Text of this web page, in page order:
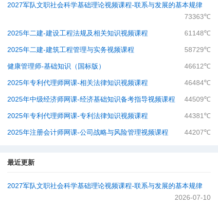
2027军队文职社会科学基础理论视频课程-​联系与发展的基本规律
73363℃
2025年二建-建设工程法规及相关知识视频课程 61148℃
2025年二建-建筑工程管理与实务视频课程 58729℃
健康管理师-基础知识（国标版） 46612℃
2025年专利代理师网课-相关法律知识视频课程 46484℃
2025年中级经济师网课-经济基础知识备考指导视频课程 44509℃
2025年专利代理师网课-专利法律知识视频课程 44381℃
2025年注册会计师网课-公司战略与风险管理视频课程 44207℃
最近更新
2027军队文职社会科学基础理论视频课程-​联系与发展的基本规律
2026-07-10